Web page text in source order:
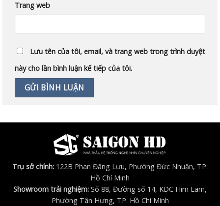
Trang web
Lưu tên của tôi, email, và trang web trong trình duyệt
này cho lần bình luận kế tiếp của tôi.
Trụ sở chính: 122B Phan Đăng Lưu, Phường Đức Nhuận, TP.
Hồ Chí Minh
Showroom trải nghiệm: Số 88, Đường số 14, KDC Him Lam,
Phường Tân Hưng, TP. Hồ Chí Minh